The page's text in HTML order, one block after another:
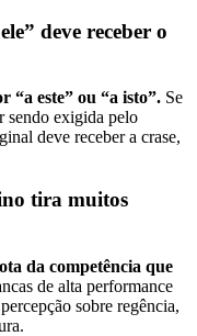
deve receber o
“a este” ou “a isto”. Se
sendo exigida pelo
deve receber a crase,
tira muitos
da competência que
de alta performance
sobre regência,